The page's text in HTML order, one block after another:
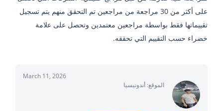
على أكثر من 30 مراجعة من مراجعين تم التحقق منهم يتم تسجيل
تقييماتها فقط بواسطة مراجعين معتمدين وتحصل على علامة
خضراء حسب التقييم التي تحققه.
March 11, 2026
الموقع: أندونيسيا